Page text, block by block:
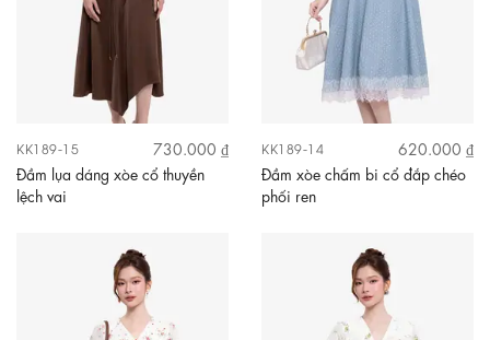
KK189-15
730.000 ₫
Đầm lụa dáng xòe cổ thuyền
lệch vai
KK189-14
620.000 ₫
Đầm xòe chấm bi cổ đắp chéo
phối ren